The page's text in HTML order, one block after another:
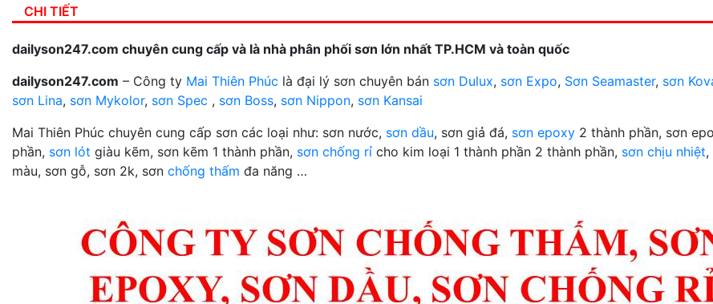
CHI TIẾT
dailyson247.com chuyên cung cấp và là nhà phân phối sơn lớn nhất TP.HCM và toàn quốc
dailyson247.com – Công ty Mai Thiên Phúc là đại lý sơn chuyên bán sơn Dulux, sơn Expo, Sơn Seamaster, sơn
sơn Lina, sơn Mykolor, sơn Spec , sơn Boss, sơn Nippon, sơn Kansai
Mai Thiên Phúc chuyên cung cấp sơn các loại như: sơn nước, sơn dầu, sơn giả đá, sơn epoxy 2 thành phần, sơn
phần, sơn lót giàu kẽm, sơn kẽm 1 thành phần, sơn chống rỉ cho kim loại 1 thành phần 2 thành phần, sơn chịu nhiệt,
màu, sơn gỗ, sơn 2k, sơn chống thấm đa năng …